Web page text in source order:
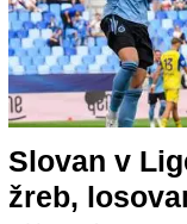
Slovan v
žreb,